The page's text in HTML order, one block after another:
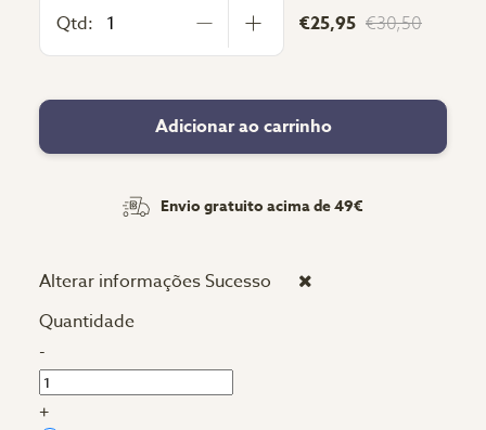
Qtd: €25,95 €30,50
Adicionar ao carrinho
Envio gratuito acima de 49€
Alterar informaçõesSucesso
Quantidade
-
+